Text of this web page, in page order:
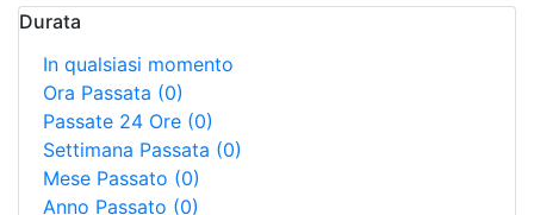
Durata
In qualsiasi momento
Ora Passata (0)
Passate 24 Ore (0)
Settimana Passata (0)
Mese Passato (0)
Anno Passato (0)